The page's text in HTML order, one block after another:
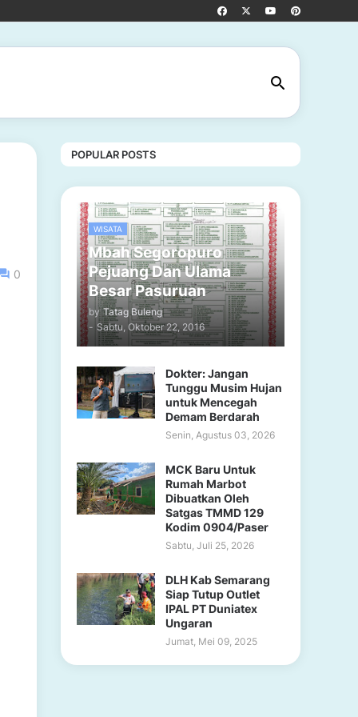
0
POPULAR POSTS
WISATA
Mbah Segoropuro
Pejuang Dan Ulama
Besar Pasuruan
by Tatag Buleng
- Sabtu, Oktober 22, 2016
Dokter: Jangan
Tunggu Musim Hujan
untuk Mencegah
Demam Berdarah
Senin, Agustus 03, 2026
MCK Baru Untuk
Rumah Marbot
Dibuatkan Oleh
Satgas TMMD 129
Kodim 0904/Paser
Sabtu, Juli 25, 2026
DLH Kab Semarang
Siap Tutup Outlet
IPAL PT Duniatex
Ungaran
Jumat, Mei 09, 2025